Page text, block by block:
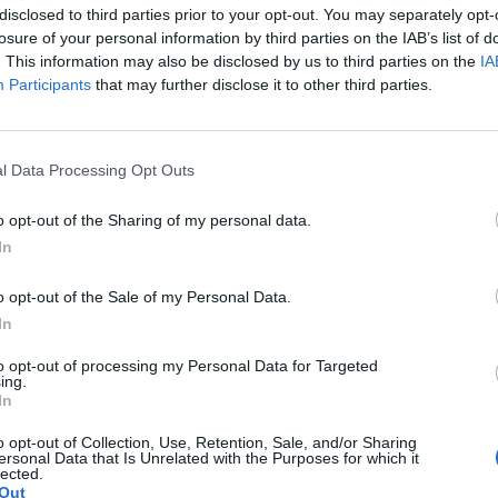
to third parties prior to your opt-out. You may separately
of your personal information by third parties on the IAB’s list of
This information may also be disclosed by us to third parties on the
Participants that may further disclose it to other third parties.
Data Processing Opt Outs
opt-out of the Sharing of my personal data.
opt-out of the Sale of my Personal Data.
opt-out of processing my Personal Data for Targeted
opt-out of Collection, Use, Retention, Sale, and/or Sharing
Data that Is Unrelated with the Purposes for which it
Policja
Fot. Policja
2022 r. po godzinie 09:00 dyżurny z Komisariatu Policji w
podczas prac budowlanych. W związku ze zdarzeniem prace zostały